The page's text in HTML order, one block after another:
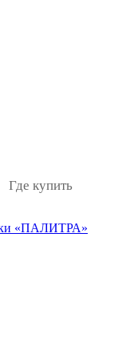
Где купить